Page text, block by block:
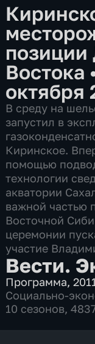
позиции
Востока
октября
В среду на
запустил в
Киринское.
помощью
технологии
акватории
важной частью
Восточной
церемонии
участие
Вести.
Программа,
Социально-
10 сезонов,